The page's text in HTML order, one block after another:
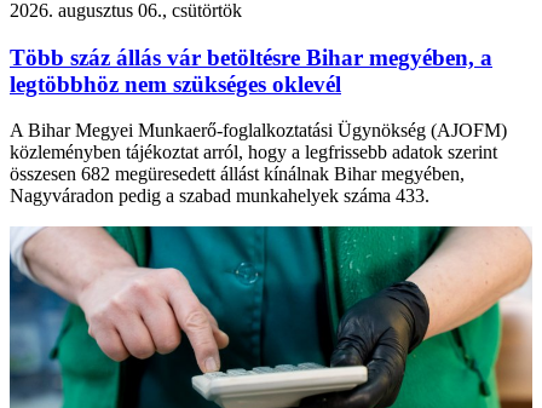
2026. augusztus 06., csütörtök
Több száz állás vár betöltésre Bihar megyében, a
legtöbbhöz nem szükséges oklevél
A Bihar Megyei Munkaerő-foglalkoztatási Ügynökség (AJOFM)
közleményben tájékoztat arról, hogy a legfrissebb adatok szerint
összesen 682 megüresedett állást kínálnak Bihar megyében,
Nagyváradon pedig a szabad munkahelyek száma 433.